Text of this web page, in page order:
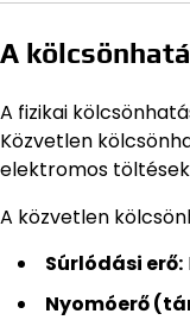
A
A fizikai
Közvetlen
elektromos
A közvetlen
Súrlódási erő:
Nyomóerő